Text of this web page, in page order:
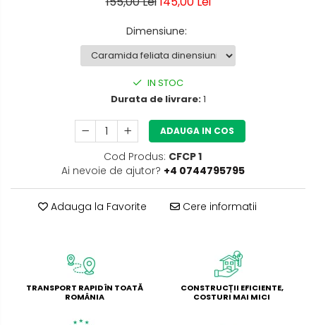
Dimensiune:
IN STOC
Durata de livrare:1
ADAUGA IN COS
Cod Produs: CFCP 1
Ai nevoie de ajutor? +4 0744795795
Adauga la Favorite Cere informatii
TRANSPORT RAPID ÎN TOATĂ
ROMÂNIA
CONSTRUCȚII EFICIENTE,
COSTURI MAI MICI